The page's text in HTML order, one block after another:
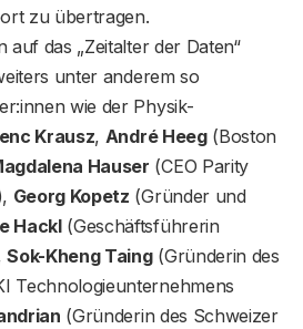
zu übertragen.
auf das „Zeitalter der Daten“
unter anderem so
wie der Physik-
Krausz, André Heeg(Boston
Hauser (CEO Parity
Georg Kopetz (Gründer und
Hackl(Geschäftsführerin
Sok-Kheng Taing(Gründerin des
Technologieunternehmens
(Gründerin des Schweizer